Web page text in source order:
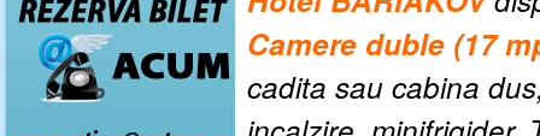
Camere duble (17
cadita sau cabina